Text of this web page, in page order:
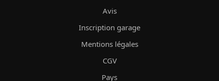
Avis
Inscription garage
Mentions légales
CGV
Pays